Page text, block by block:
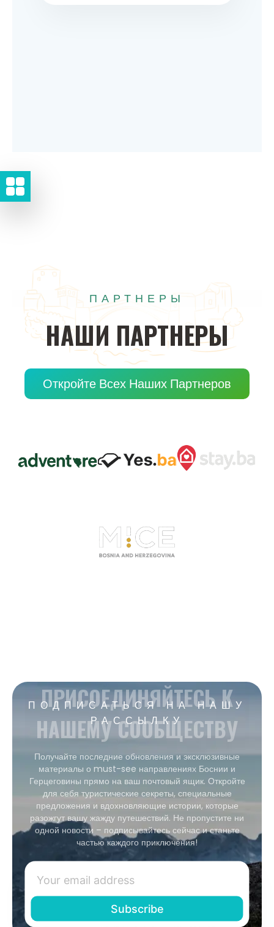
ПАРТНЕРЫ
НАШИ ПАРТНЕРЫ
Откройте Всех Наших Партнеров
ПОДПИСАТЬСЯ НА НАШУ
РАССЫЛКУ
ПРИСОЕДИНЯЙТЕСЬ К
НАШЕМУ СООБЩЕСТВУ
Получайте последние обновления и эксклюзивные
материалы о must-see направлениях Боснии и
Герцеговины прямо на ваш почтовый ящик. Откройте
для себя туристические секреты, специальные
предложения и вдохновляющие истории, которые
разожгут вашу жажду путешествий. Не пропустите ни
одной новости – подписывайтесь сейчас и станьте
частью каждого приключения!